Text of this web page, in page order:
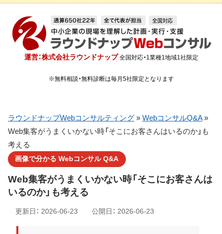
運営：株式会社ラウンドナップ 全国対応・1業種1地域1社限定
※無料相談・無料診断は毎月5社限定となります
ラウンドナップWebコンサルティング » WebコンサルQ&A»
Web集客がうまくいかない時「そこにお客さんはいるのか」も
考える
画像で分かる Webコンサル Q&A
Web集客がうまくいかない時「そこにお客さんは
いるのか」も考える
更新日： 2026-06-23 公開日： 2026-06-23